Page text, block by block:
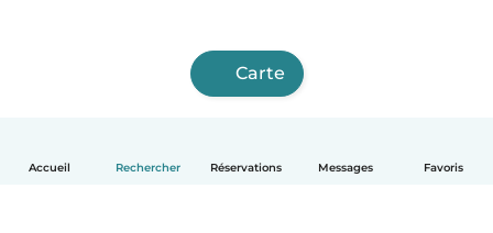
Accueil Rechercher Réservations Messages Favoris
Carte